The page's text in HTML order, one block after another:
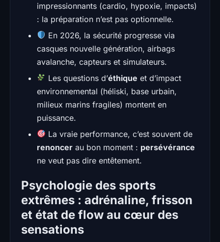
impressionnants (cardio, hypoxie, impacts)
: la préparation n’est pas optionnelle.
En 2026, la sécurité progresse via
casques nouvelle génération, airbags
avalanche, capteurs et simulateurs.
Les questions d’éthique et d’impact
environnemental (héliski, base urbain,
milieux marins fragiles) montent en
puissance.
La vraie performance, c’est souvent de
renoncer au bon moment : persévérance
ne veut pas dire entêtement.
Psychologie des sports
extrêmes : adrénaline, frisson
et état de flow au cœur des
sensations